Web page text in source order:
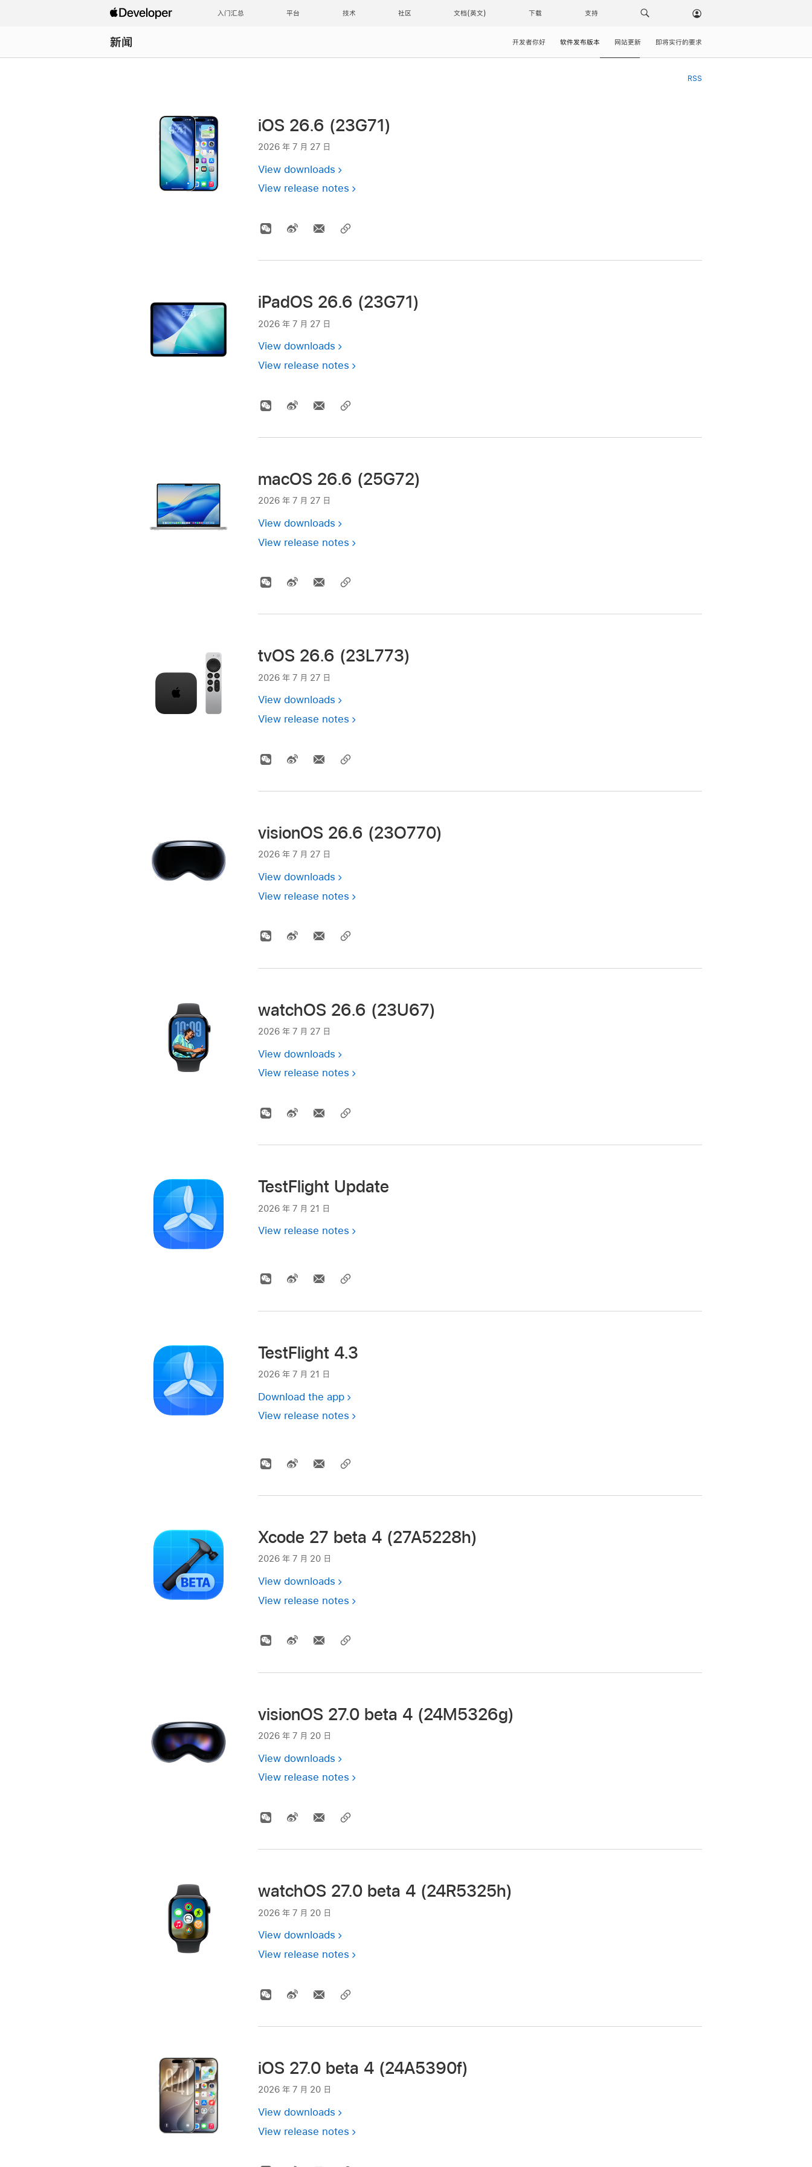
入门汇总 平台 技术 社区 文档 下载 支持
新闻 开发者你好 软件发布版本 网站更新 即将实行的要求
RSS
iOS 26.6 (23G71)
2026 年 7 月 27 日
View downloads
View release notes
iPadOS 26.6 (23G71)
2026 年 7 月 27 日
View downloads
View release notes
macOS 26.6 (25G72)
2026 年 7 月 27 日
View downloads
View release notes
tvOS 26.6 (23L773)
2026 年 7 月 27 日
View downloads
View release notes
visionOS 26.6 (23O770)
2026 年 7 月 27 日
View downloads
View release notes
watchOS 26.6 (23U67)
2026 年 7 月 27 日
View downloads
View release notes
TestFlight Update
2026 年 7 月 21 日
View release notes
TestFlight 4.3
2026 年 7 月 21 日
Download the app
View release notes
Xcode 27 beta 4 (27A5228h)
2026 年 7 月 20 日
View downloads
View release notes
visionOS 27.0 beta 4 (24M5326g)
2026 年 7 月 20 日
View downloads
View release notes
watchOS 27.0 beta 4 (24R5325h)
2026 年 7 月 20 日
View downloads
View release notes
iOS 27.0 beta 4 (24A5390f)
2026 年 7 月 20 日
View downloads
View release notes